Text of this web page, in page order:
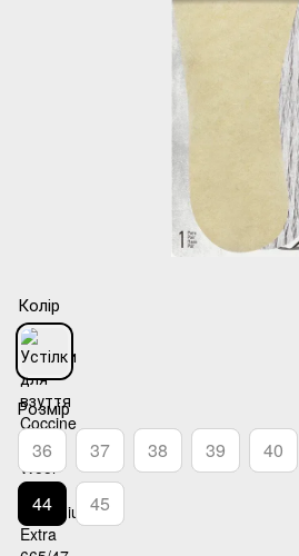
Колір
Розмір
36 37 38 39 40
44 45